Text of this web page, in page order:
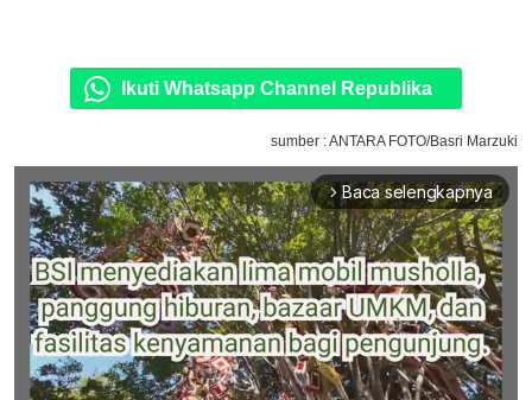
Ikuti Whatsapp Channel Republika
sumber : ANTARA FOTO/Basri Marzuki
arrow_forward_ios Baca selengkapnya